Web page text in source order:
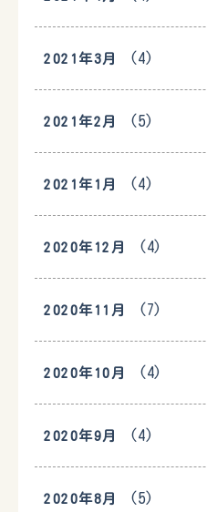
2021年3月 (4)
2021年2月 (5)
2021年1月 (4)
2020年12月 (4)
2020年11月 (7)
2020年10月 (4)
2020年9月 (4)
2020年8月 (5)